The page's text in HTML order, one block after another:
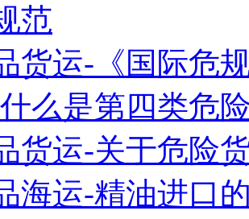
范
货运-《国际危
么是第四类危
货运-关于危险
海运-精油进口